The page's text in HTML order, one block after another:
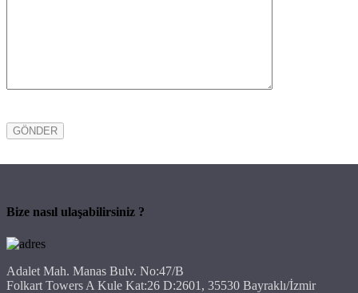
Bize nasıl ulaşabilirsiniz ?
Adalet Mah. Manas Bulv. No:47/B
Folkart Towers A Kule Kat:26 D:2601, 35530 Bayraklı/İzmir